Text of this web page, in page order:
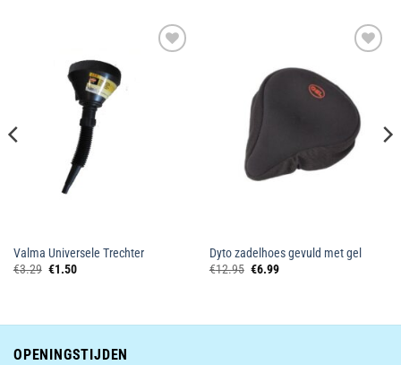
Valma Universele Trechter
€3.29 Oorspronkelijke
€1.50Huidige
wenslijst
Dyto zadelhoes gevuld met gel
€12.95 Oorspronkelijke
€6.99Huidige
OPENINGSTIJDEN